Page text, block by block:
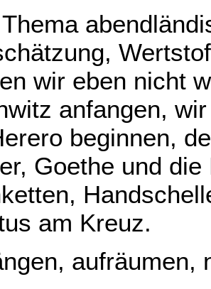
wir eben nicht
anfangen,
beginnen,
Goethe und
am Kreuz.
aufräumen,